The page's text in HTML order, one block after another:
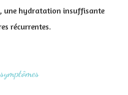
une hydratation insuffisante
récurrentes.